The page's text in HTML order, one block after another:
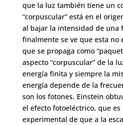
que la luz también tiene un
“corpuscular” está en el
al bajar la intensidad de una
finalmente se ve que esta no
que se propaga como
aspecto “corpuscular” de la
energía finita y siempre la
energía depende de la
son los fotones. Einstein
el efecto fotoeléctrico, que es
experimental de que a la